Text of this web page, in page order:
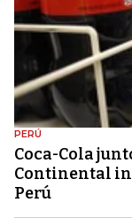
PERÚ
Coca-Cola
Continental
Perú